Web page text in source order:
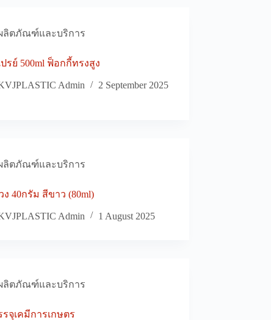
ลิตภัณฑ์และบริการ
รย์ 500ml ฟ็อกกี้ทรงสูง
Admin 2 September 2025
ลิตภัณฑ์และบริการ
40กรัม สีขาว (80ml)
Admin 1 August 2025
ลิตภัณฑ์และบริการ
จุเคมีการเกษตร